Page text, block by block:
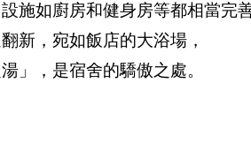
施如廚房和健身房等都相當完善
新，宛如飯店的大浴場，
」，是宿舍的驕傲之處。